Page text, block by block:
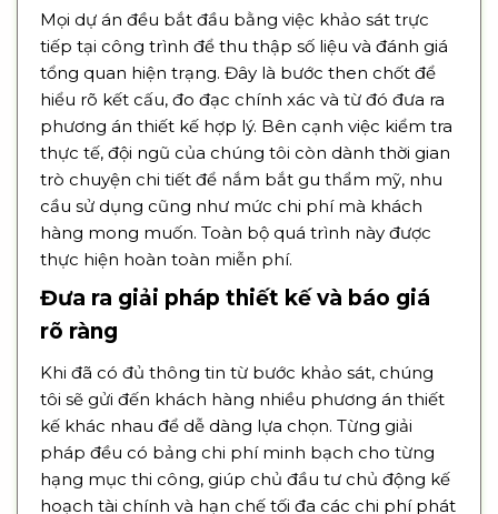
Mọi dự án đều bắt đầu bằng việc khảo sát trực
tiếp tại công trình để thu thập số liệu và đánh giá
tổng quan hiện trạng. Đây là bước then chốt để
hiểu rõ kết cấu, đo đạc chính xác và từ đó đưa ra
phương án thiết kế hợp lý. Bên cạnh việc kiểm tra
thực tế, đội ngũ của chúng tôi còn dành thời gian
trò chuyện chi tiết để nắm bắt gu thẩm mỹ, nhu
cầu sử dụng cũng như mức chi phí mà khách
hàng mong muốn. Toàn bộ quá trình này được
thực hiện hoàn toàn miễn phí.
Đưa ra giải pháp thiết kế và báo giá
rõ ràng
Khi đã có đủ thông tin từ bước khảo sát, chúng
tôi sẽ gửi đến khách hàng nhiều phương án thiết
kế khác nhau để dễ dàng lựa chọn. Từng giải
pháp đều có bảng chi phí minh bạch cho từng
hạng mục thi công, giúp chủ đầu tư chủ động kế
hoạch tài chính và hạn chế tối đa các chi phí phát